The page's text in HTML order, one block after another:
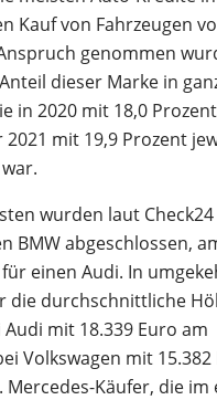
Kauf von Fahrzeugen
genommen
dieser Marke in
in 2020 mit 18,0
mit 19,9 Prozent
wurden laut Check24
BMW abgeschlossen,
einen Audi. In
die durchschnittliche
mit 18.339 Euro am
Volkswagen mit 15.382
Käufer, die im